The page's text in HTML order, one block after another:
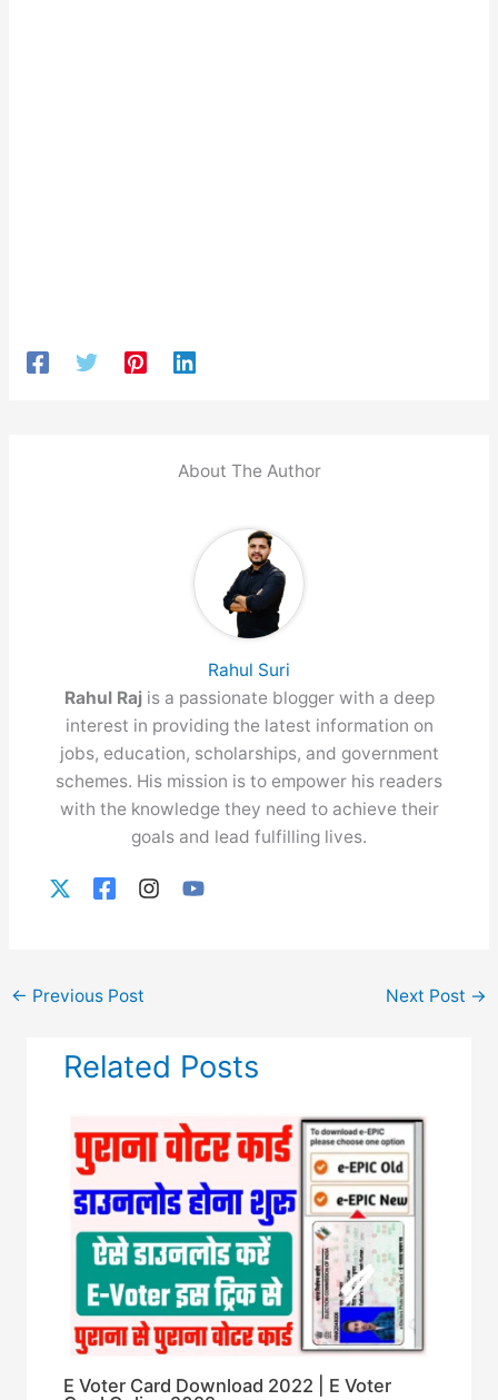
About The Author
Rahul Suri
Rahul Raj is a passionate blogger with a deep
interest in providing the latest information on
jobs, education, scholarships, and government
schemes. His mission is to empower his readers
with the knowledge they need to achieve their
goals and lead fulfilling lives.
← Previous Post Next Post →
Related Posts
E Voter Card Download 2022 | E Voter